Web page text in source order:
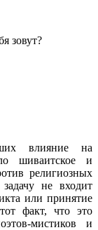
зовут?
влияние на
шиваитское и
религиозных
не входит
или принятие
факт, что это
мистиков и